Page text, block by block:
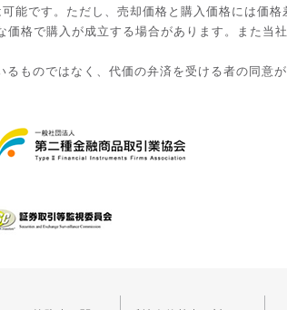
能です。ただし、売却価格と購入価格には価格
格で購入が成立する場合があります。また当
ものではなく、代価の弁済を受ける者の同意